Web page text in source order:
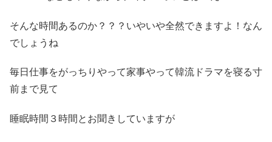
そんな時間あるのか？？？いやいや全然できますよ！なん
でしょうね
毎日仕事をがっちりやって家事やって韓流ドラマを寝る寸
前まで見て
睡眠時間３時間とお聞きしていますが